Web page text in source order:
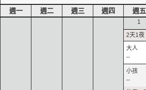
週一 週二 週三 週四 週五
1
--
--